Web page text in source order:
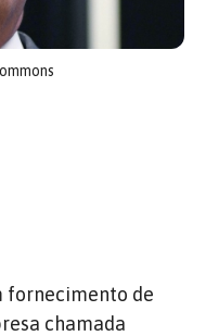
fornecimento de
chamada